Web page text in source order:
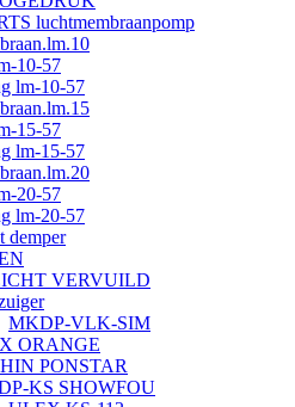
luchtmembraanpomp
10-57
lm-10-57
15-57
lm-15-57
20-57
lm-20-57
demper
VERVUILD
MKDP-VLK-SIM
ORANGE
PONSTAR
KS SHOWFOU